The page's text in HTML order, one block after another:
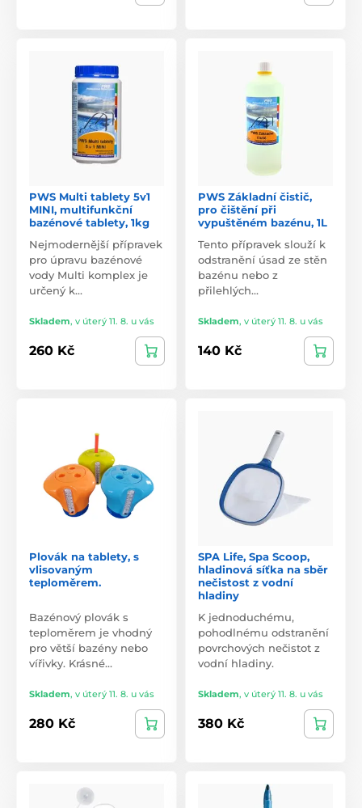
PWS Multi tablety 5v1
MINI, multifunkční
bazénové tablety, 1kg
Nejmodernější přípravek
pro úpravu bazénové
vody Multi komplex je
určený k…
Skladem, v úterý 11. 8. u vás
260 Kč
PWS Základní čistič,
pro čištění při
vypuštěném bazénu, 1L
Tento přípravek slouží k
odstranění úsad ze stěn
bazénu nebo z
přilehlých…
Skladem, v úterý 11. 8. u vás
140 Kč
Plovák na tablety, s
vlisovaným
teploměrem.
Bazénový plovák s
teploměrem je vhodný
pro větší bazény nebo
vířivky. Krásné…
Skladem, v úterý 11. 8. u vás
280 Kč
SPA Life, Spa Scoop,
hladinová síťka na sběr
nečistost z vodní
hladiny
K jednoduchému,
pohodlnému odstranění
povrchových nečistot z
vodní hladiny.
Skladem, v úterý 11. 8. u vás
380 Kč